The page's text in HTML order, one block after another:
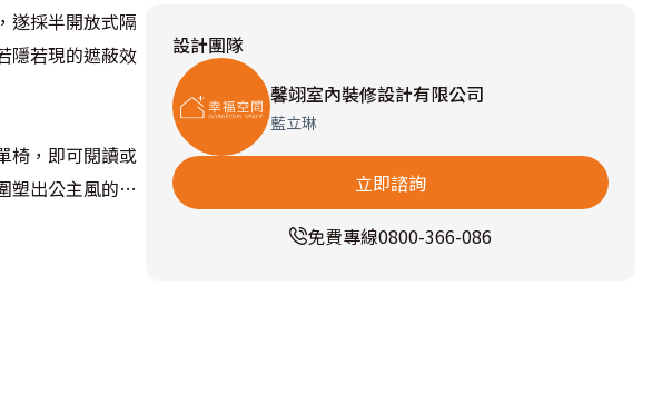
遂採半開放式隔
隱若現的遮蔽效
椅，即可閱讀或
塑出公主風的浪
化性，也在視
設計團隊
馨翊室內裝修設計有限公司
藍立琳
立即諮詢
免費專線0800-366-086